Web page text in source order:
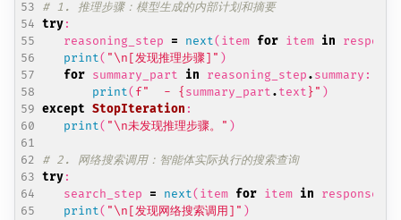
# 1. 推理步骤：模型生成的内部计划和摘要
try:
reasoning_step
= next( item for item in response
print( "\n [发现推理步骤]" )
for summary_part in reasoning_step.summary :
print( f"  - { summary_part.text }" )
except StopIteration :
print( "\n未发现推理步骤。" )
# 2. 网络搜索调用：智能体实际执行的搜索查询
try:
search_step
= next( item for item in response
print( "\n [发现网络搜索调用]" )